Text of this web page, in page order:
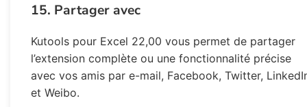
15. Partager avec
Kutools pour Excel 22,00 vous permet de partager
l’extension complète ou une fonctionnalité précise
avec vos amis par e-mail, Facebook, Twitter,
et Weibo.